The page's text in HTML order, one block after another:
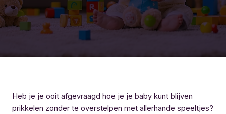
Heb je je ooit afgevraagd hoe je je baby kunt blijven
prikkelen zonder te overstelpen met allerhande speeltjes?